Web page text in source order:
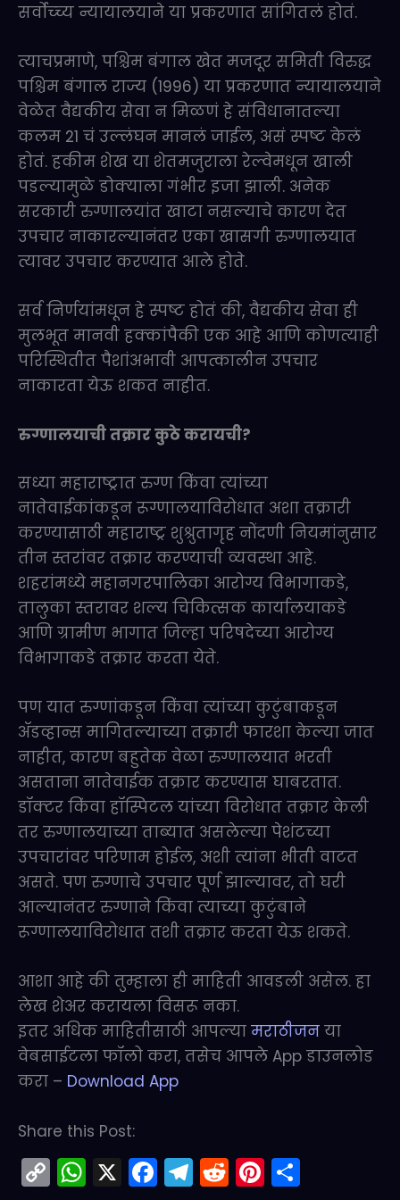
सर्वोच्च्य न्यायालयाने या प्रकरणात सांगितलं होतं.
त्याचप्रमाणे, पश्चिम बंगाल खेत मजदूर समिती विरुद्ध
पश्चिम बंगाल राज्य (1996) या प्रकरणात न्यायालयाने
वेळेत वैद्यकीय सेवा न मिळणं हे संविधानातल्या
कलम 21 चं उल्लंघन मानलं जाईल, असं स्पष्ट केलं
होतं. हकीम शेख या शेतमजुराला रेल्वेमधून खाली
पडल्यामुळे डोक्याला गंभीर इजा झाली. अनेक
सरकारी रुग्णालयांत खाटा नसल्याचे कारण देत
उपचार नाकारल्यानंतर एका खासगी रुग्णालयात
त्यावर उपचार करण्यात आले होते.
सर्व निर्णयांमधून हे स्पष्ट होतं की, वैद्यकीय सेवा ही
मुलभूत मानवी हक्कांपैकी एक आहे आणि कोणत्याही
परिस्थितीत पैशांअभावी आपत्कालीन उपचार
नाकारता येऊ शकत नाहीत.
रुग्णालयाची तक्रार कुठे करायची?
सध्या महाराष्ट्रात रुग्ण किंवा त्यांच्या
नातेवाईकांकडून रूग्णालयाविरोधात अशा तक्रारी
करण्यासाठी महाराष्ट्र शुश्रुतागृह नोंदणी नियमांनुसार
तीन स्तरांवर तक्रार करण्याची व्यवस्था आहे.
शहरांमध्ये महानगरपालिका आरोग्य विभागाकडे,
तालुका स्तरावर शल्य चिकित्सक कार्यालयाकडे
आणि ग्रामीण भागात जिल्हा परिषदेच्या आरोग्य
विभागाकडे तक्रार करता येते.
पण यात रुग्णांकडून किंवा त्यांच्या कुटुंबाकडून
ॲडव्हान्स मागितल्याच्या तक्रारी फारशा केल्या जात
नाहीत, कारण बहुतेक वेळा रुग्णालयात भरती
असताना नातेवाईक तक्रार करण्यास घाबरतात.
डॉक्टर किंवा हॉस्पिटल यांच्या विरोधात तक्रार केली
तर रुग्णालयाच्या ताब्यात असलेल्या पेशंटच्या
उपचारांवर परिणाम होईल, अशी त्यांना भीती वाटत
असते. पण रुग्णाचे उपचार पूर्ण झाल्यावर, तो घरी
आल्यानंतर रुग्णाने किंवा त्याच्या कुटुंबाने
रूग्णालयाविरोधात तशी तक्रार करता येऊ शकते.
आशा आहे की तुम्हाला ही माहिती आवडली असेल. हा
लेख शेअर करायला विसरू नका.
इतर अधिक माहितीसाठी आपल्या मराठीजन या
वेबसाईटला फॉलो करा, तसेच आपले App डाउनलोड
करा – Download App
Share this Post:
C W X F T R Pi